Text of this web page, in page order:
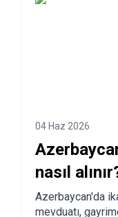
04 Haz 2026
nasıl
Azerbaycan'da
mevduatı,